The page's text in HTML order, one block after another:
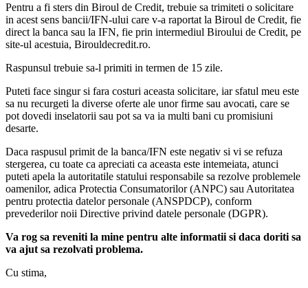
Pentru a fi sters din Biroul de Credit, trebuie sa trimiteti o solicitare
in acest sens bancii/IFN-ului care v-a raportat la Biroul de Credit, fie
direct la banca sau la IFN, fie prin intermediul Biroului de Credit, pe
site-ul acestuia, Birouldecredit.ro.
Raspunsul trebuie sa-l primiti in termen de 15 zile.
Puteti face singur si fara costuri aceasta solicitare, iar sfatul meu este
sa nu recurgeti la diverse oferte ale unor firme sau avocati, care se
pot dovedi inselatorii sau pot sa va ia multi bani cu promisiuni
desarte.
Daca raspusul primit de la banca/IFN este negativ si vi se refuza
stergerea, cu toate ca apreciati ca aceasta este intemeiata, atunci
puteti apela la autoritatile statului responsabile sa rezolve problemele
oamenilor, adica Protectia Consumatorilor (ANPC) sau Autoritatea
pentru protectia datelor personale (ANSPDCP), conform
prevederilor noii Directive privind datele personale (DGPR).
Va rog sa reveniti la mine pentru alte informatii si daca doriti sa
va ajut sa rezolvati problema.
Cu stima,